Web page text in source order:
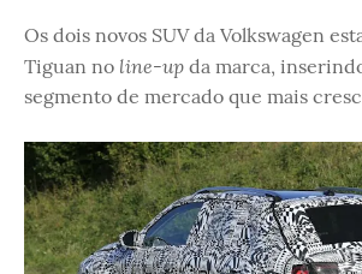
Os dois novos SUV da Volkswagen
Tiguan no line-up da marca,
segmento de mercado que mais